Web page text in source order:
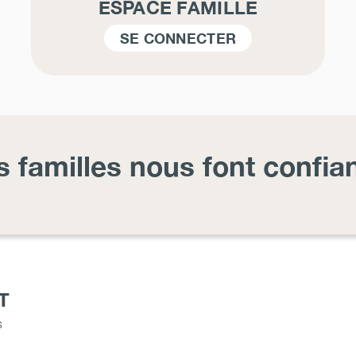
ESPACE FAMILLE
SE CONNECTER
familles nous font